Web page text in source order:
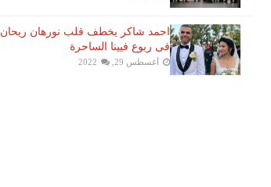
احمد شاكر يخطف قلب نورهان ريحان
فى ربوع فيينا الساحرة
أغسطس 29, 2022